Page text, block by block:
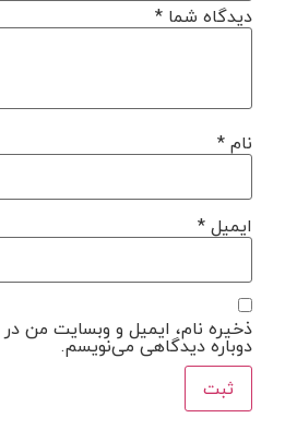
دیدگاه شما *
نام*
ایمیل*
ذخیره نام، ایمیل و وبسایت من در
دوباره دیدگاهی می‌نویسم.